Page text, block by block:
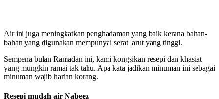
Air ini juga meningkatkan penghadaman yang baik kerana bahan-
bahan yang digunakan mempunyai serat larut yang tinggi.
Sempena bulan Ramadan ini, kami kongsikan resepi dan khasiat
yang mungkin ramai tak tahu. Apa kata jadikan minuman ini sebagai
minuman wajib harian korang.
Resepi mudah air Nabeez